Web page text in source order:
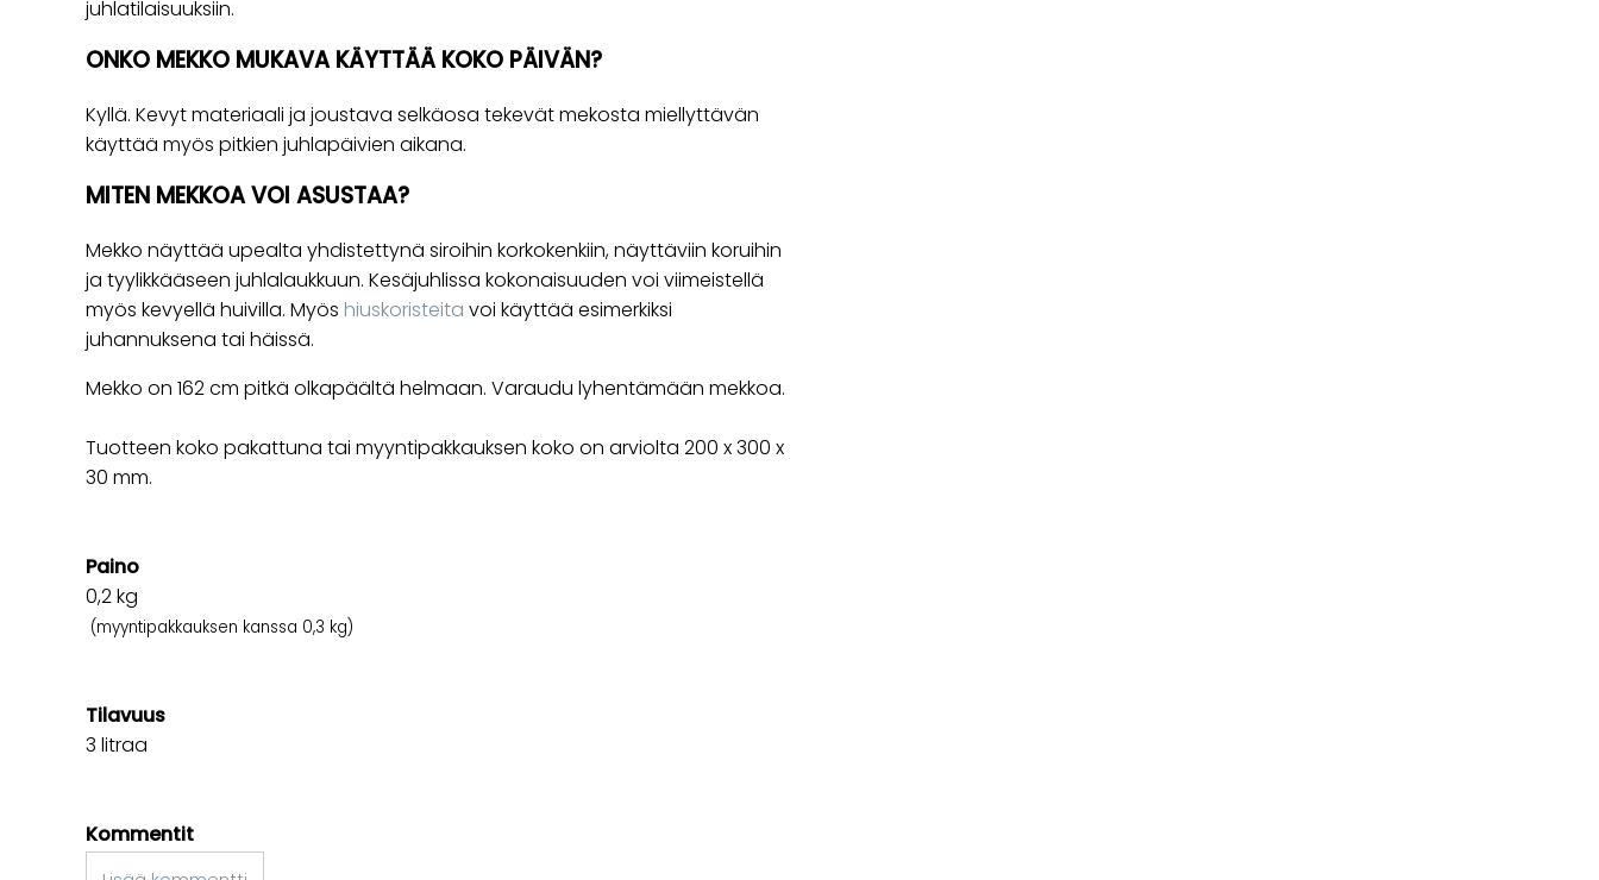
juhlatilaisuuksiin.
ONKO MEKKO MUKAVA KÄYTTÄÄ KOKO PÄIVÄN?
Kyllä. Kevyt materiaali ja joustava selkäosa tekevät mekosta miellyttävän
käyttää myös pitkien juhlapäivien aikana.
MITEN MEKKOA VOI ASUSTAA?
Mekko näyttää upealta yhdistettynä siroihin korkokenkiin, näyttäviin koruihin
ja tyylikkääseen juhlalaukkuun. Kesäjuhlissa kokonaisuuden voi viimeistellä
myös kevyellä huivilla. Myös hiuskoristeita voi käyttää esimerkiksi
juhannuksena tai häissä.
Mekko on 162 cm pitkä olkapäältä helmaan. Varaudu lyhentämään mekkoa.
Tuotteen koko pakattuna tai myyntipakkauksen koko on arviolta 200 x 300 x
30 mm.
Paino
0,2kg
(myyntipakkauksen kanssa 0,3 kg)
Tilavuus
3 litraa
Kommentit